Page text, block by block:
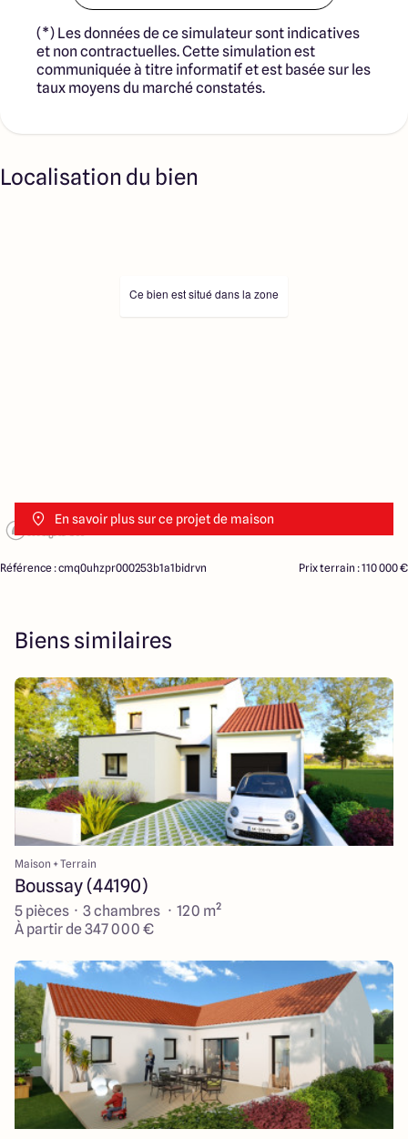
(*) Les données de ce simulateur sont indicatives
et non contractuelles. Cette simulation est
communiquée à titre informatif et est basée sur les
taux moyens du marché constatés.
Localisation du bien
En savoir plus sur ce projet de maison
Ce bien est situé dans la zone
Référence : cmq0uhzpr000253b1a1bidrvn Prix terrain : 110 000 €
Biens similaires
Maison + Terrain
Boussay (44190)
5 pièces · 3 chambres · 120 m²
À partir de 347 000 €